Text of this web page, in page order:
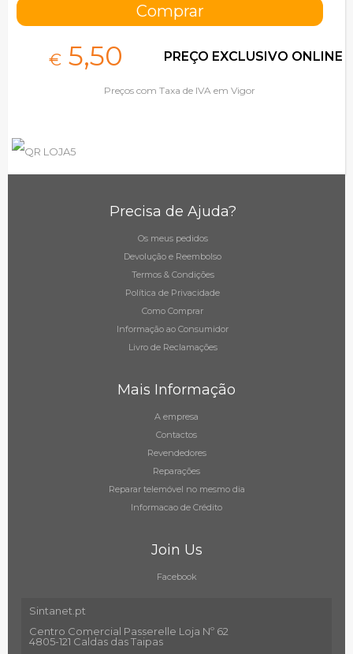
€ 5,50 PREÇO EXCLUSIVO ONLINE
Preços com Taxa de IVA em Vigor
Precisa de Ajuda?
Os meus pedidos
Devolução e Reembolso
Termos & Condições
Política de Privacidade
Como Comprar
Informação ao Consumidor
Livro de Reclamações
Mais Informação
A empresa
Contactos
Revendedores
Reparações
Reparar telemóvel no mesmo dia
Informacao de Crédito
Join Us
Facebook
Sintanet.pt
Centro Comercial Passerelle Loja Nº 62
4805-121 Caldas das Taipas